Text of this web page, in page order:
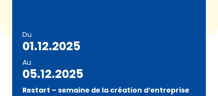
Du
01.12.2025
Au
05.12.2025
Restart – semaine de la création d’entreprise